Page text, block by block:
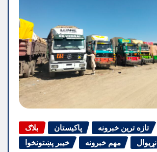
بلاګ پاکیستان
تازه ترین خبرونه
خیبر پښتونخوا
مهم خبرونه نړیوال